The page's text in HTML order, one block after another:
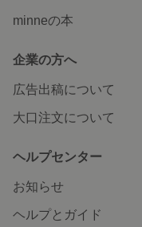
minneの本
企業の方へ
広告出稿について
大口注文について
ヘルプセンター
お知らせ
ヘルプとガイド